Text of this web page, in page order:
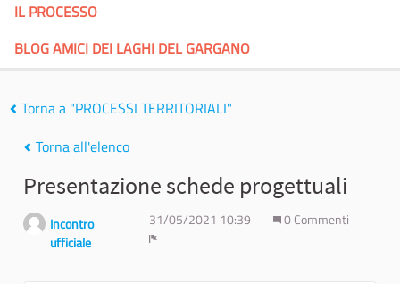
IL PROCESSO
BLOG AMICI DEI LAGHI DEL GARGANO
Torna a "PROCESSI TERRITORIALI"
Torna all'elenco
Presentazione schede progettuali
Incontro
ufficiale
31/05/2021 10:39
0 Commenti